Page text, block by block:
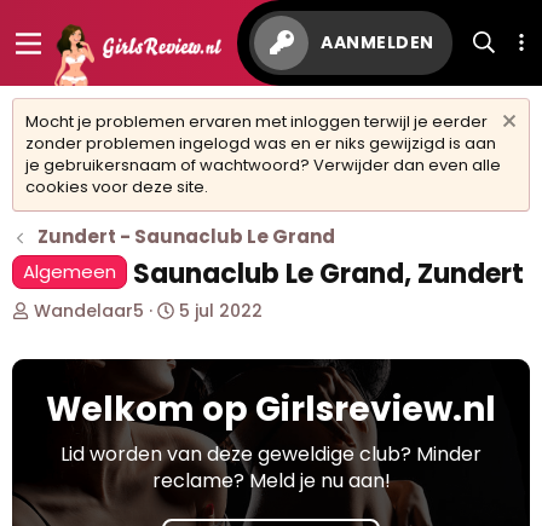
AANMELDEN
Mocht je problemen ervaren met inloggen terwijl je eerder
zonder problemen ingelogd was en er niks gewijzigd is aan
je gebruikersnaam of wachtwoord? Verwijder dan even alle
cookies voor deze site.
Zundert - Saunaclub Le Grand
Algemeen
Saunaclub Le Grand, Zundert
O
d
p
s
Wandelaar5
S
a
t
d
a
t
u
m
5 jul 2022
Welkom op Girlsreview.nl
Lid worden van deze geweldige club? Minder
reclame? Meld je nu aan!